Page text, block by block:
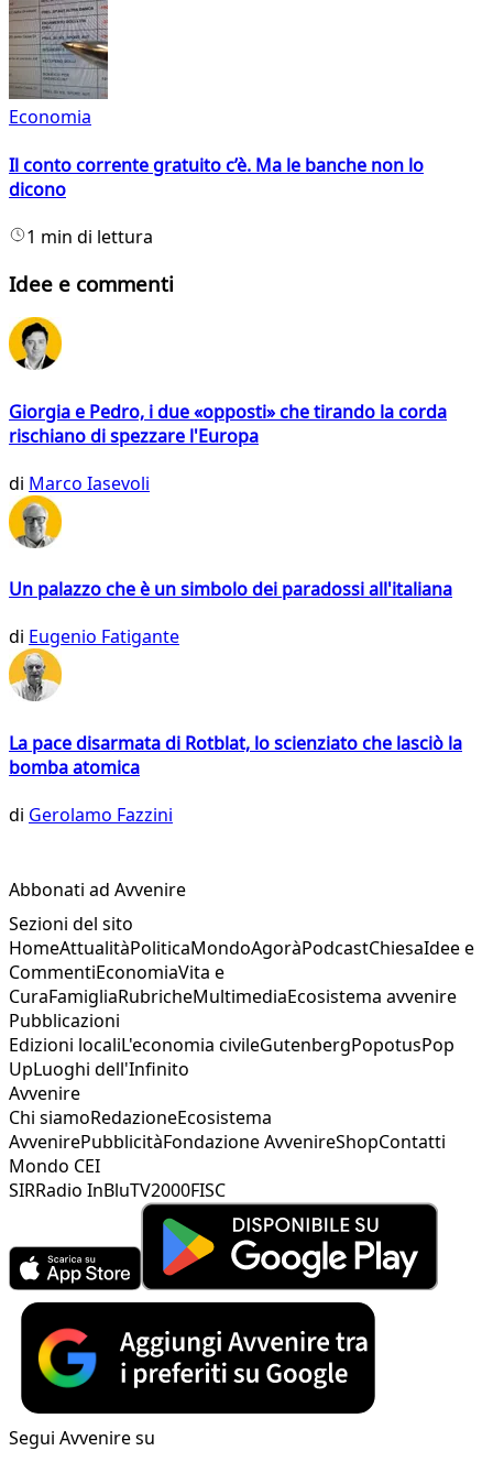
Economia
Il conto corrente gratuito c’è. Ma le banche non lo
dicono
1 min di lettura
Idee e commenti
Giorgia e Pedro, i due «opposti» che tirando la corda
rischiano di spezzare l'Europa
di Marco Iasevoli
Un palazzo che è un simbolo dei paradossi all'italiana
di Eugenio Fatigante
La pace disarmata di Rotblat, lo scienziato che lasciò la
bomba atomica
di Gerolamo Fazzini
Abbonati ad Avvenire
Sezioni del sito
HomeAttualitàPoliticaMondoAgoràPodcastChiesaIdee e
CommentiEconomiaVita e
CuraFamigliaRubricheMultimediaEcosistema avvenire
Pubblicazioni
Edizioni localiL'economia civileGutenbergPopotusPop
UpLuoghi dell'Infinito
Avvenire
Chi siamoRedazioneEcosistema
AvvenirePubblicitàFondazione AvvenireShopContatti
Mondo CEI
SIRRadio InBluTV2000FISC
Segui Avvenire su